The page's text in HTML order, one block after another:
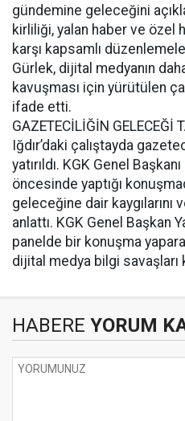
gündemine geleceğini
kirliliği, yalan haber ve özel
karşı kapsamlı
Gürlek, dijital medyanın
kavuşması için yürütülen
ifade etti.
GAZETECİLİĞİN GELECEĞİ
Iğdır’daki çalıştayda
yatırıldı. KGK Genel
öncesinde yaptığı
geleceğine dair kaygılarını
anlattı. KGK Genel Başkan
panelde bir konuşma
dijital medya bilgi
HABERE YORUM